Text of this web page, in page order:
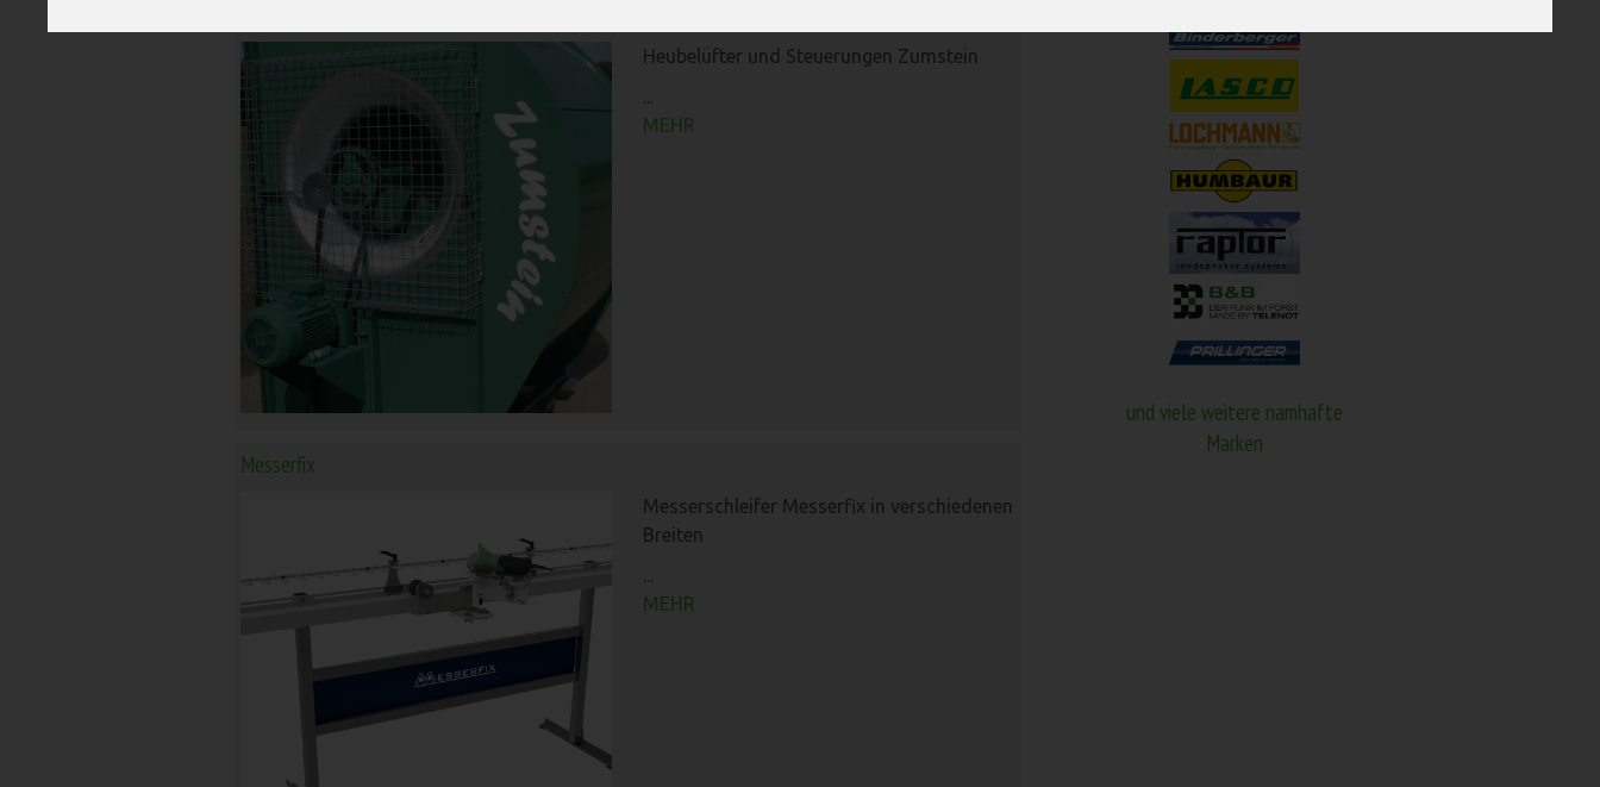
und viele weitere namhafte
Marken
Heubelüfter und Steuerungen Zumstein
...
MEHR
Messerfix
Messerschleifer Messerfix in verschiedenen
Breiten
...
MEHR